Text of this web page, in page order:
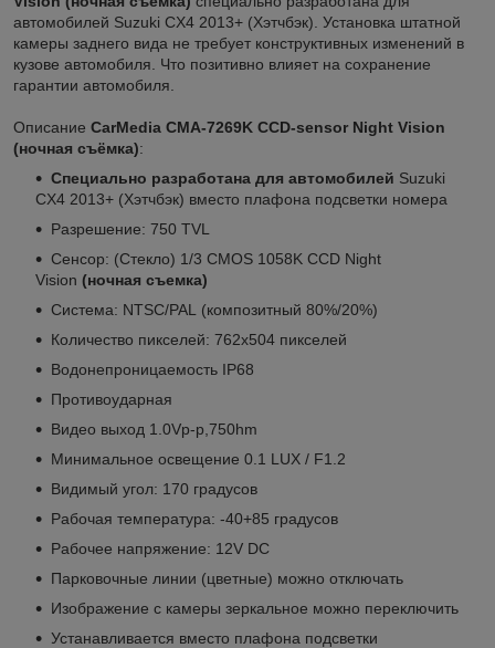
автомобилей Suzuki CX4 2013+ (Хэтчбэк). Установка штатной
камеры заднего вида не требует конструктивных изменений в
кузове автомобиля. Что позитивно влияет на сохранение
гарантии автомобиля.
Описание CarMedia CMA-7269K CCD-sensor Night Vision
(ночная съёмка):
Специально разработана для автомобилей Suzuki
CX4 2013+ (Хэтчбэк) вместо плафона подсветки номера
Разрешение: 750 TVL
Сенсор: (Стекло) 1/3 CMOS 1058K CCD Night
Vision (ночная съемка)
Система: NTSC/PAL (композитный 80%/20%)
Количество пикселей: 762х504 пикселей
Водонепроницаемость IP68
Противоударная
Видео выход 1.0Vp-p,750hm
Минимальное освещение 0.1 LUX / F1.2
Видимый угол: 170 градусов
Рабочая температура: -40+85 градусов
Рабочее напряжение: 12V DC
Парковочные линии (цветные) можно отключать
Изображение с камеры зеркальное можно переключить
Устанавливается вместо плафона подсветки